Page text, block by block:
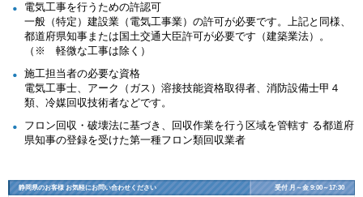
電気工事を行うための許認可
一般（特定）建設業（電気工事業）の許可が必要です。上記と同様、
都道府県知事または国土交通大臣許可が必要です（建築業法）。
（※ 軽微な工事は除く）
施工担当者の必要な資格
電気工事士、アーク（ガス）溶接技能資格取得者、消防設備士甲４
類、冷媒回収技術者などです。
フロン回収・破壊法に基づき、回収作業を行う区域を管轄す る都道府
県知事の登録を受けた第一種フロン類回収業者
静岡県のお客様 お気軽にお問い合わせください 受付 月～金 9:00～17:30